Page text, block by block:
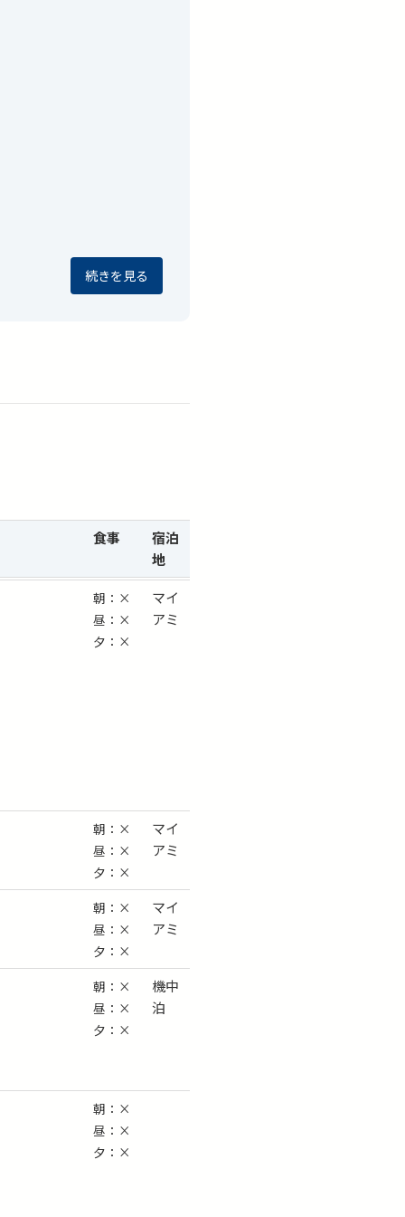
続きを見る
食事
宿泊
地
朝：×
昼：×
夕：×
マイ
アミ
朝：×
昼：×
夕：×
マイ
アミ
朝：×
昼：×
夕：×
マイ
アミ
朝：×
昼：×
夕：×
機中
泊
朝：×
昼：×
夕：×